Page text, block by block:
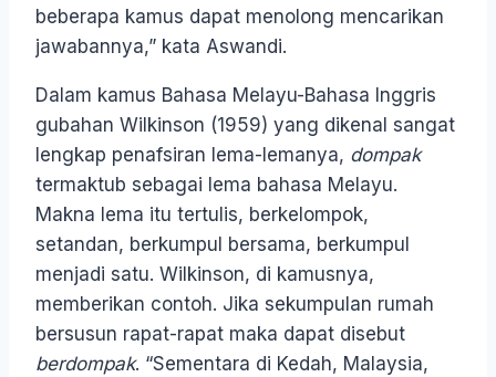
beberapa kamus dapat menolong mencarikan
jawabannya,” kata Aswandi.
Dalam kamus Bahasa Melayu-Bahasa Inggris
gubahan Wilkinson (1959) yang dikenal sangat
lengkap penafsiran lema-lemanya, dompak
termaktub sebagai lema bahasa Melayu.
Makna lema itu tertulis, berkelompok,
setandan, berkumpul bersama, berkumpul
menjadi satu. Wilkinson, di kamusnya,
memberikan contoh. Jika sekumpulan rumah
bersusun rapat-rapat maka dapat disebut
berdompak. “Sementara di Kedah, Malaysia,